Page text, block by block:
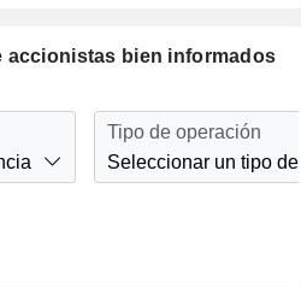
accionistas bien informados
Tipo de operación
Seleccionar un tipo